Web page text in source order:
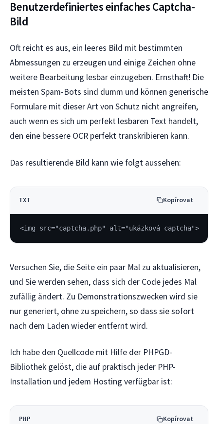
Benutzerdefiniertes einfaches Captcha-
Bild
Oft reicht es aus, ein leeres Bild mit bestimmten
Abmessungen zu erzeugen und einige Zeichen ohne
weitere Bearbeitung lesbar einzugeben. Ernsthaft! Die
meisten Spam-Bots sind dumm und können generische
Formulare mit dieser Art von Schutz nicht angreifen,
auch wenn es sich um perfekt lesbaren Text handelt,
den eine bessere OCR perfekt transkribieren kann.
Das resultierende Bild kann wie folgt aussehen:
TXT Kopírovat
<img src="captcha.php" alt="ukázková captcha">
Versuchen Sie, die Seite ein paar Mal zu aktualisieren,
und Sie werden sehen, dass sich der Code jedes Mal
zufällig ändert. Zu Demonstrationszwecken wird sie
nur generiert, ohne zu speichern, so dass sie sofort
nach dem Laden wieder entfernt wird.
Ich habe den Quellcode mit Hilfe der PHPGD-
Bibliothek gelöst, die auf praktisch jeder PHP-
Installation und jedem Hosting verfügbar ist:
PHP Kopírovat